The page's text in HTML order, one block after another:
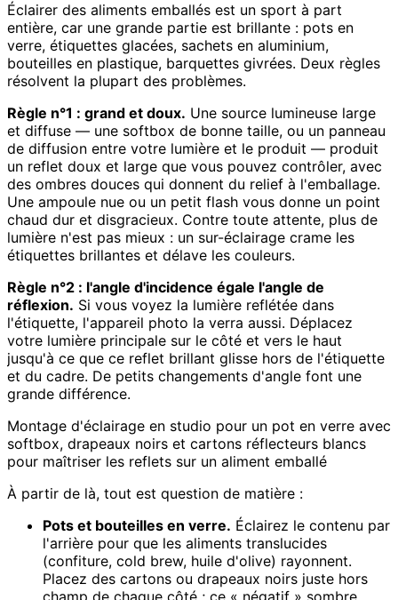
Éclairer des aliments emballés est un sport à part
entière, car une grande partie est brillante : pots en
verre, étiquettes glacées, sachets en aluminium,
bouteilles en plastique, barquettes givrées. Deux règles
résolvent la plupart des problèmes.
Règle n°1 : grand et doux. Une source lumineuse large
et diffuse — une softbox de bonne taille, ou un panneau
de diffusion entre votre lumière et le produit — produit
un reflet doux et large que vous pouvez contrôler, avec
des ombres douces qui donnent du relief à l'emballage.
Une ampoule nue ou un petit flash vous donne un point
chaud dur et disgracieux. Contre toute attente, plus de
lumière n'est pas mieux : un sur-éclairage crame les
étiquettes brillantes et délave les couleurs.
Règle n°2 : l'angle d'incidence égale l'angle de
réflexion. Si vous voyez la lumière reflétée dans
l'étiquette, l'appareil photo la verra aussi. Déplacez
votre lumière principale sur le côté et vers le haut
jusqu'à ce que ce reflet brillant glisse hors de l'étiquette
et du cadre. De petits changements d'angle font une
grande différence.
Montage d'éclairage en studio pour un pot en verre avec
softbox, drapeaux noirs et cartons réflecteurs blancs
pour maîtriser les reflets sur un aliment emballé
À partir de là, tout est question de matière :
Pots et bouteilles en verre. Éclairez le contenu par
l'arrière pour que les aliments translucides
(confiture, cold brew, huile d'olive) rayonnent.
Placez des cartons ou drapeaux noirs juste hors